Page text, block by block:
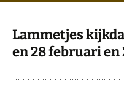
Lammetjes
en 28 februari en